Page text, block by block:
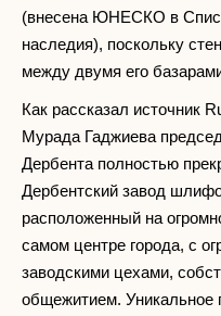
(внесена ЮНЕСКО в
наследия), поскольку
между двумя его
Как рассказал источник
Мурада Гаджиева
Дербента полностью
Дербентский завод
расположенный на
самом центре города, с
заводскими цехами,
общежитием. Уникальное